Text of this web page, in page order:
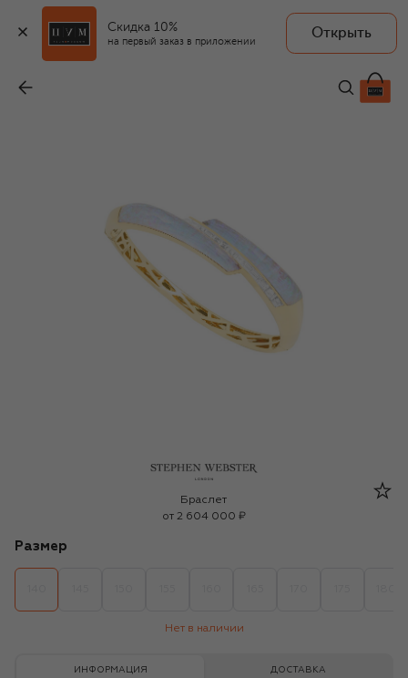
Скидка 10%
на первый заказ в приложении
Открыть
Stephen Webster
Браслет
от 2 604 000 ₽
Размер
Нет в наличии
ИНФОРМАЦИЯ ДОСТАВКА